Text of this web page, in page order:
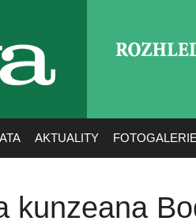
AKTUALITY
kunzeana